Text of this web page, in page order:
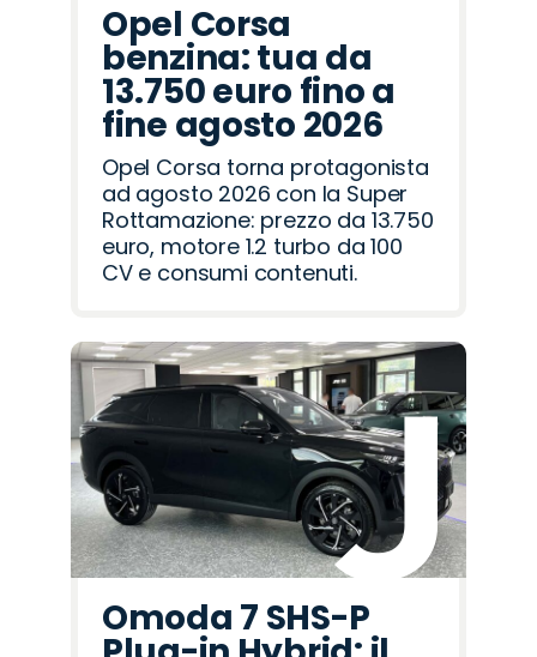
Opel Corsa
benzina: tua da
13.750 euro fino a
fine agosto 2026
Opel Corsa torna protagonista
ad agosto 2026 con la Super
Rottamazione: prezzo da 13.750
euro, motore 1.2 turbo da 100
CV e consumi contenuti.
Omoda 7 SHS-P